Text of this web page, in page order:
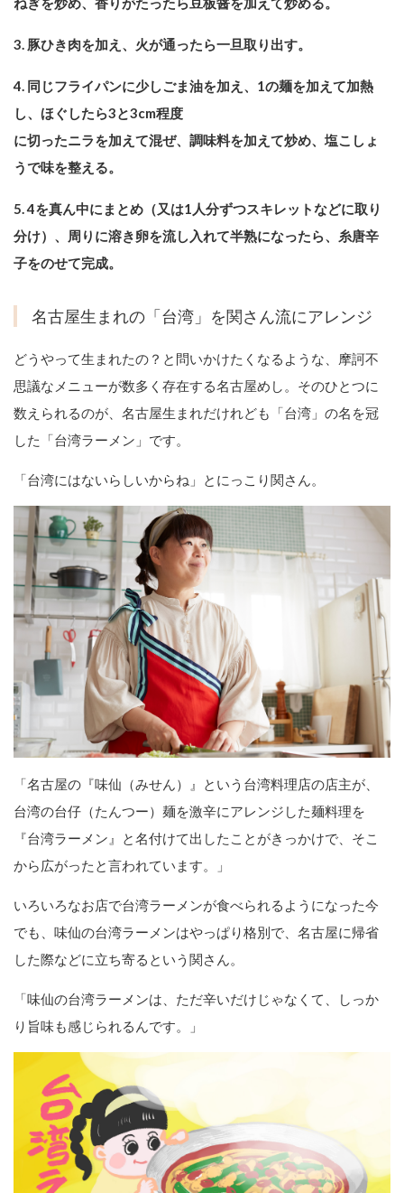
3. 豚ひき⾁を加え、⽕が通ったら⼀旦取り出す。
4. 同じフライパンに少しごま油を加え、1の麺を加えて加熱
し、ほぐしたら3と3cm程度
に切ったニラを加えて混ぜ、調味料を加えて炒め、塩こしょ
うで味を整える。
5. 4を真ん中にまとめ（⼜は1⼈分ずつスキレットなどに取り
分け）、周りに溶き卵を流し入れて半熟になったら、⽷唐⾟
⼦をのせて完成。
名古屋生まれの「台湾」を関さん流にアレンジ
どうやって生まれたの？と問いかけたくなるような、摩訶不
思議なメニューが数多く存在する名古屋めし。そのひとつに
数えられるのが、名古屋生まれだけれども「台湾」の名を冠
した「台湾ラーメン」です。
「台湾にはないらしいからね」とにっこり関さん。
「名古屋の『味仙（みせん）』という台湾料理店の店主が、
台湾の台仔（たんつー）麺を激辛にアレンジした麺料理を
『台湾ラーメン』と名付けて出したことがきっかけで、そこ
から広がったと言われています。」
いろいろなお店で台湾ラーメンが食べられるようになった今
でも、味仙の台湾ラーメンはやっぱり格別で、名古屋に帰省
した際などに立ち寄るという関さん。
「味仙の台湾ラーメンは、ただ辛いだけじゃなくて、しっか
り旨味も感じられるんです。」